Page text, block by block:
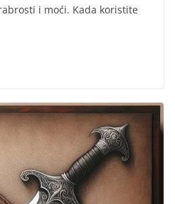
i moći. Kada koristite